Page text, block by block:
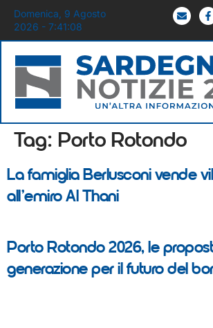
Domenica, 9 Agosto
2026 - 7:41:08
Tag: Porto Rotondo
La famiglia Berlusconi vende
all’emiro Al Thani
Porto Rotondo 2026, le
generazione per il futuro del